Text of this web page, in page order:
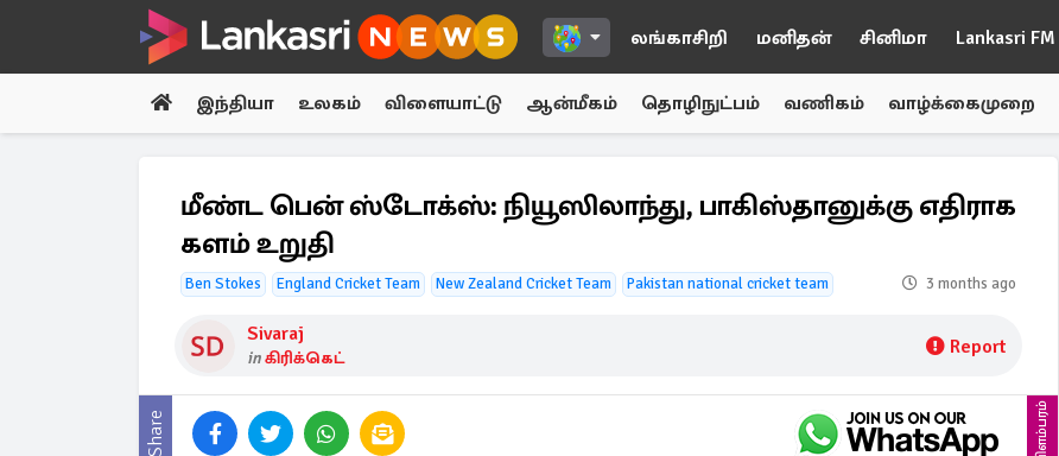
லங்காசிறி மனிதன் சினிமா Lankasri FM
இந்தியா உலகம் விளையாட்டு ஆன்மீகம் தொழிநுட்பம் வணிகம் வாழ்க்கைமுறை
மீண்ட பென் ஸ்டோக்ஸ்: நியூஸிலாந்து, பாகிஸ்தானுக்கு எதிராக
களம் உறுதி
Ben Stokes England Cricket Team New Zealand Cricket Team Pakistan national cricket team 3 months ago
Sivaraj
inகிரிக்கெட் Report
Share விளம்பரம்